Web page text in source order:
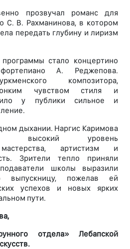
прозвучал романс для
С. В. Рахманинова, в котором
передать глубину и лиризм
стало концертино
А. Реджепова.
композитора,
чувством стиля и
у публики сильное и
дыхании. Наргис Каримова
высокий уровень
мастерства, артистизм и
Зрители тепло приняли
школы выразили
выпускницу, пожелав ей
успехов и новых ярких
пути.
отдела» Лебапской